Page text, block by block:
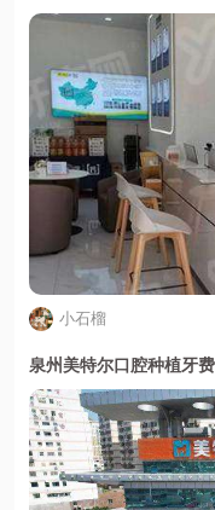
小石榴
泉州美特尔口腔种植牙